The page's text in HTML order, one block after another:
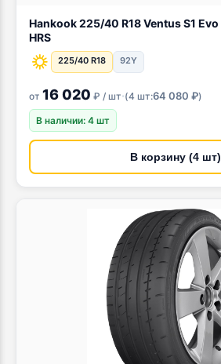
Hankook 225/40 R18 Ventus S1 Evo 3 K127B 92Y XL TL
HRS
225/40 R18 92Y
от 16 020 ₽ / шт·(4 шт:64 080 ₽)
В наличии: 4 шт
В корзину (4 шт)